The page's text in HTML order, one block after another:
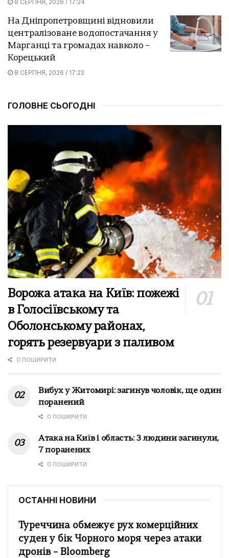
8 СЕРПНЯ, 2026 / 17:24
На Дніпропетровщині відновили
централізоване водопостачання у
Марганці та громадах навколо –
Корецький
8 СЕРПНЯ, 2026 / 17:22
ГОЛОВНЕ СЬОГОДНІ
Ворожа атака на Київ: пожежі
в Голосіївському та
Оболонському районах,
горять резервуари з паливом
0 ПОШИРИТИ
Вибух у Житомирі: загинув чоловік, ще один
поранений
0 ПОШИРИТИ
Атака на Київ і область: 3 людини загинули,
7 поранених
0 ПОШИРИТИ
ОСТАННІ НОВИНИ
Туреччина обмежує рух комерційних
суден у бік Чорного моря через атаки
дронів – Bloomberg